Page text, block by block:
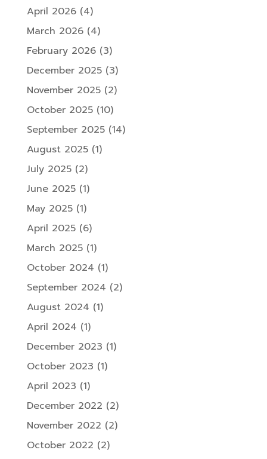
April 2026(4)
March 2026(4)
February 2026(3)
December 2025(3)
November 2025(2)
October 2025(10)
September 2025(14)
August 2025(1)
July 2025(2)
June 2025(1)
May 2025(1)
April 2025(6)
March 2025(1)
October 2024 (1)
September 2024 (2)
August 2024 (1)
April 2024 (1)
December 2023 (1)
October 2023 (1)
April 2023 (1)
December 2022 (2)
November 2022 (2)
October 2022 (2)